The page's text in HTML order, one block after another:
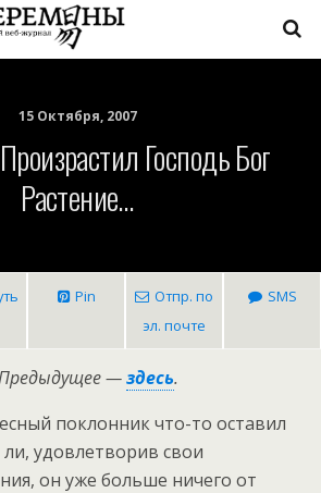
15 Октября, 2007
Господь Бог
Растение…
Pin
Отпр. по
эл. почте
SMS
—здесь.
поклонник что-то оставил
удовлетворив свои
он уже больше ничего от